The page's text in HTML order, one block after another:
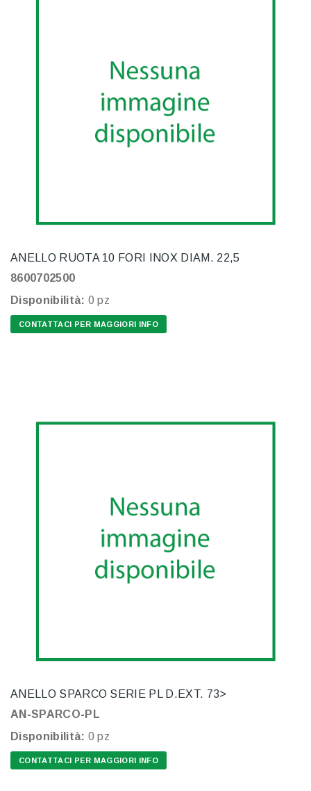
ANELLO RUOTA 10 FORI INOX DIAM. 22,5
8600702500
Disponibilità: 0 pz
CONTATTACI PER MAGGIORI INFO
ANELLO SPARCO SERIE PL D.EXT. 73>
AN-SPARCO-PL
Disponibilità: 0 pz
CONTATTACI PER MAGGIORI INFO